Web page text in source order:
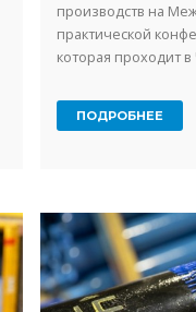
производств на
практической
которая проходит
зрению*, умным
ПОДРОБНЕЕ